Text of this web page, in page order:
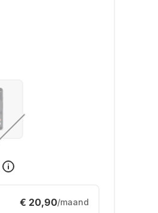
€ 20,90/maand